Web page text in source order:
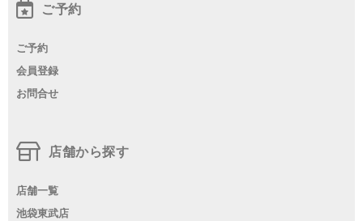
ご予約
ご予約
会員登録
お問合せ
店舗から探す
店舗一覧
池袋東武店